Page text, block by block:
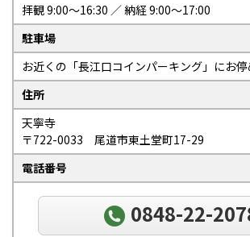
拝観 9:00～16:30 ／ 納経 9:00～17:00
駐車場
お近くの「長江口コインパーキング」にお停
住所
天寧寺
〒722-0033 尾道市東土堂町17-29
電話番号
0848-22-